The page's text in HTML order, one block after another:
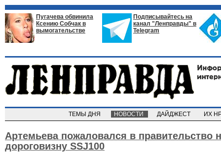
Пугачева обвинила
Ксению Собчак в
вымогательстве
Подписывайтесь на
канал "Ленправды" в
Telegram
ТЕМЫ ДНЯ НОВОСТИ ДАЙДЖЕСТ ИХ
Артемьева пожаловался в правительство
дороговизну SSJ100